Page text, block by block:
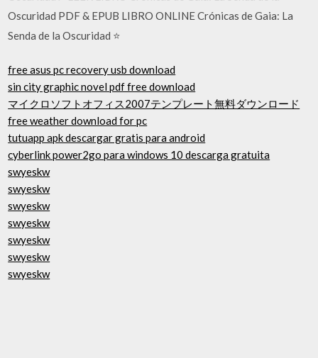
Oscuridad PDF & EPUB LIBRO ONLINE Crónicas de Gaia: La
Senda de la Oscuridad ⭐
free asus pc recovery usb download
sin city graphic novel pdf free download
マイクロソフトオフィス2007テンプレート無料ダウンロード
free weather download for pc
tutuapp apk descargar gratis para android
cyberlink power2go para windows 10 descarga gratuita
swyeskw
swyeskw
swyeskw
swyeskw
swyeskw
swyeskw
swyeskw